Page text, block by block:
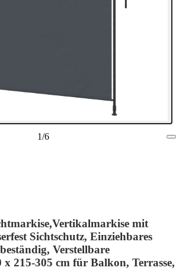
1/6
mit
Sichtschutz, Einziehbares
Verstellbare
x 215-305 cm für Balkon, Terrasse,